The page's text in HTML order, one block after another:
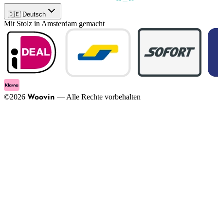
🇩🇪 Deutsch
Mit Stolz in Amsterdam gemacht
©2026 Woovin — Alle Rechte vorbehalten